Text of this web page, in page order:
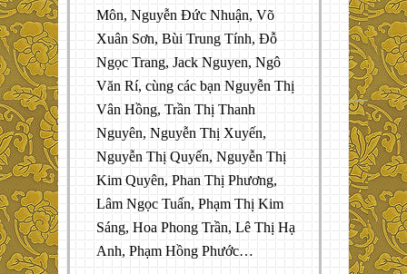
Môn, Nguyễn Đức Nhuận, Võ
Xuân Sơn, Bùi Trung Tính, Đỗ
Ngọc Trang, Jack Nguyen, Ngô
Văn Rí, cùng các bạn Nguyễn Thị
Vân Hồng, Trần Thị Thanh
Nguyên, Nguyễn Thị Xuyến,
Nguyễn Thị Quyến, Nguyễn Thị
Kim Quyên, Phan Thị Phương,
Lâm Ngọc Tuấn, Phạm Thị Kim
Sáng, Hoa Phong Trần, Lê Thị Hạ
Anh, Phạm Hồng Phước…